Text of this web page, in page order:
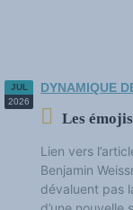
JUL
2026
DYNAMIQUE
Les
Lien vers
Benjamin
dévaluent pas